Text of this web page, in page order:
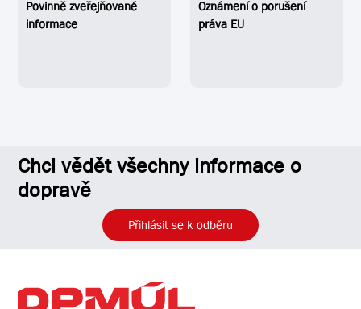
Povinně zveřejňované
informace
Oznámení o porušení
práva EU
Chci vědět všechny informace o
dopravě
Přihlásit se k odběru